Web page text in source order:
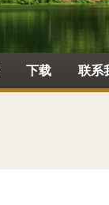
下载 联系